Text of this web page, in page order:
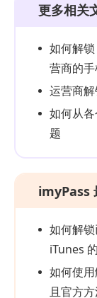
更多相关
如何解
营商的
运营商
如何从
题
imyPass
如何解
iTunes
如何使
且官方方